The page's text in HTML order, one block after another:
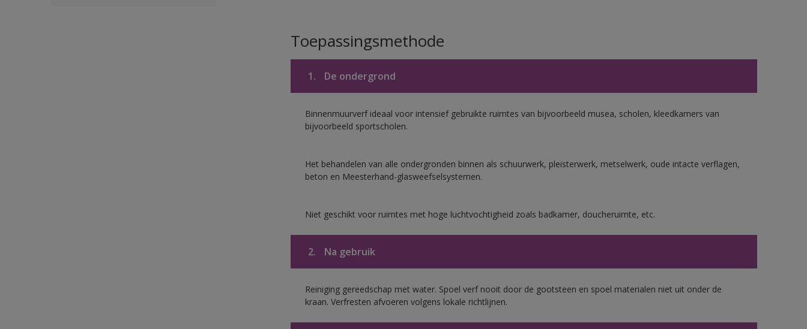
Toepassingsmethode
1. De ondergrond
Binnenmuurverf ideaal voor intensief gebruikte ruimtes van bijvoorbeeld musea, scholen, kleedkamers van
bijvoorbeeld sportscholen.
Het behandelen van alle ondergronden binnen als schuurwerk, pleisterwerk, metselwerk, oude intacte verflagen,
beton en Meesterhand-glasweefselsystemen.
Niet geschikt voor ruimtes met hoge luchtvochtigheid zoals badkamer, doucheruimte, etc.
2. Na gebruik
Reiniging gereedschap met water. Spoel verf nooit door de gootsteen en spoel materialen niet uit onder de
kraan. Verfresten afvoeren volgens lokale richtlijnen.